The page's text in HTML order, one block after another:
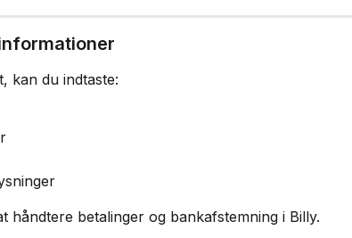
kan du indtaste:
håndtere betalinger og bankafstemning i Billy.